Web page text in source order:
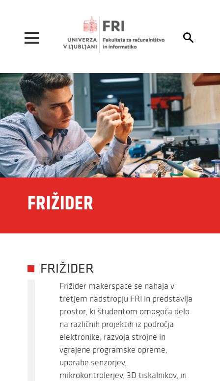

FRIŽIDER
FRIŽIDER
Frižider makerspace se nahaja v
tretjem nadstropju FRI in predstavlja
prostor, ki študentom omogoča delo
na različnih projektih iz področja
elektronike, razvoja strojne in
vgrajene programske opreme,
uporabe senzorjev,
mikrokontrolerjev, 3D tiskalnikov, in